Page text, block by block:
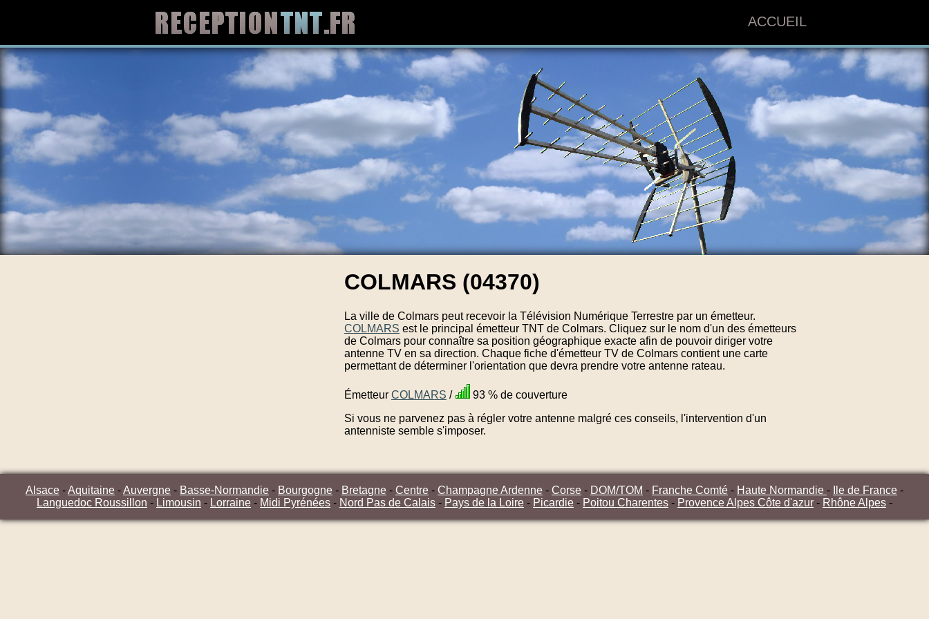
ACCUEIL
COLMARS (04370)
La ville de Colmars peut recevoir la Télévision Numérique Terrestre par un émetteur.
COLMARS est le principal émetteur TNT de Colmars. Cliquez sur le nom d'un des émetteurs
de Colmars pour connaître sa position géographique exacte afin de pouvoir diriger votre
antenne TV en sa direction. Chaque fiche d'émetteur TV de Colmars contient une carte
permettant de déterminer l'orientation que devra prendre votre antenne rateau.
Émetteur COLMARS /
93 % de couverture
Si vous ne parvenez pas à régler votre antenne malgré ces conseils, l'intervention d'un
antenniste semble s'imposer.
Alsace -Aquitaine -Auvergne - Basse-Normandie - Bourgogne - Bretagne - Centre - Champagne Ardenne - Corse - DOM/TOM - Franche Comté - Haute Normandie - Ile de France -
Languedoc Roussillon - Limousin - Lorraine - Midi Pyrénées - Nord Pas de Calais - Pays de la Loire - Picardie - Poitou Charentes - Provence Alpes Côte d'azur - Rhône Alpes -